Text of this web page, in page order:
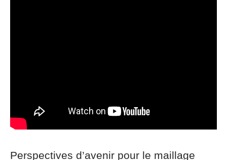
Perspectives d’avenir pour le maillage